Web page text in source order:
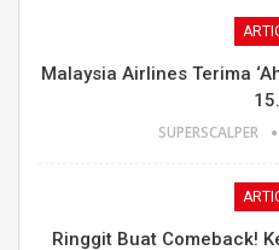
Malaysia Airlines Terima
SUPERSCALPER
Ringgit Buat Comeback!